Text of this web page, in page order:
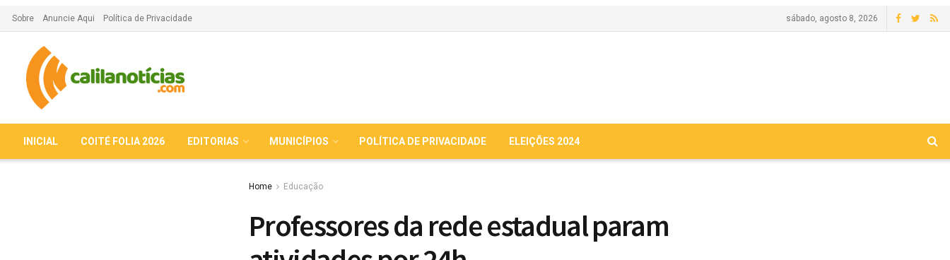
Sobre Anuncie Aqui Política de Privacidade sábado, agosto 8, 2026
INICIAL COITÉ FOLIA 2026 EDITORIAS MUNICÍPIOS POLÍTICA DE PRIVACIDADE ELEIÇÕES 2024
Home Educação
Professores da rede estadual param